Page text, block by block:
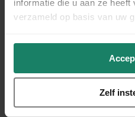
informatie die u aan ze
verzameld op basis van uw
Zelf